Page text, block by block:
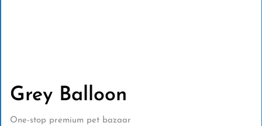
Grey Balloon
One-stop premium pet bazaar